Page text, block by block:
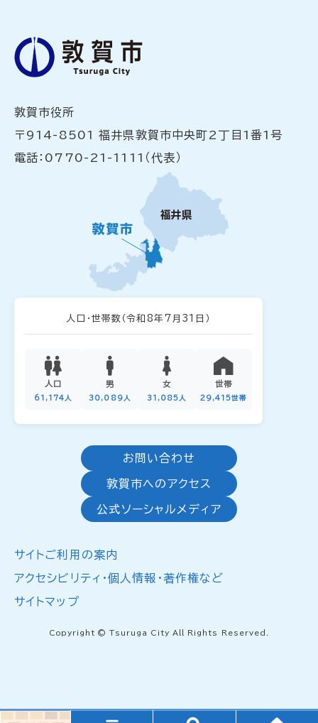
敦賀市役所
〒914-8501 福井県敦賀市中央町2丁目1番1号
電話：0770-21-1111（代表）
人口・世帯数 （令和8年7月31日）
人口
61,174人
男
30,089人
女
31,085人
世帯
29,415世帯
お問い合わせ
敦賀市へのアクセス
公式ソーシャルメディア
サイトご利用の案内
アクセシビリティ・個人情報・著作権など
サイトマップ
Copyright © Tsuruga City All Rights Reserved.